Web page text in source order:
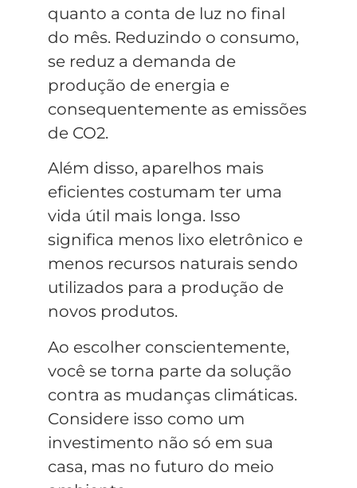
quanto a conta de luz no final
do mês. Reduzindo o consumo,
se reduz a demanda de
produção de energia e
consequentemente as emissões
de CO2.
Além disso, aparelhos mais
eficientes costumam ter uma
vida útil mais longa. Isso
significa menos lixo eletrônico e
menos recursos naturais sendo
utilizados para a produção de
novos produtos.
Ao escolher conscientemente,
você se torna parte da solução
contra as mudanças climáticas.
Considere isso como um
investimento não só em sua
casa, mas no futuro do meio